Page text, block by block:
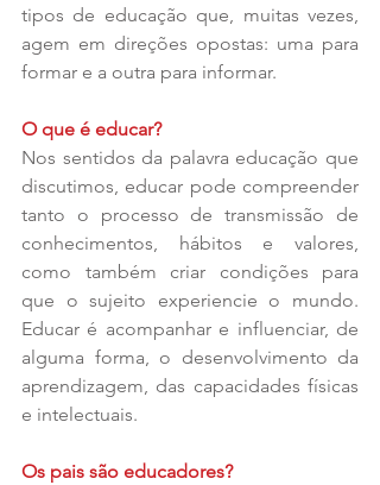
tipos de educação que, muitas vezes,
agem em direções opostas: uma para
formar e a outra para informar.
O que é educar?
Nos sentidos da palavra educação que
discutimos, educar pode compreender
tanto o processo de transmissão de
conhecimentos, hábitos e valores,
como também criar condições para
que o sujeito experiencie o mundo.
Educar é acompanhar e influenciar, de
alguma forma, o desenvolvimento da
aprendizagem, das capacidades físicas
e intelectuais.
Os pais são educadores?